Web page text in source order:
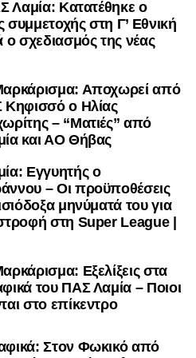
με την ομάδα της
μεγάλο χρονικό διάστημα ως
του. Ωστόσο, η εξέλιξη ήταν
αμυντικός επέλεξε τελικά
θα συναντήσει ξανά τον
ΠΑΣ Λαμία, Χρυσόστομο
Τρούμπουλο
ανακοινώνει την
Βασίλη Τρούμπουλου.
και αμυντικός μέσος και την
γεμάτη χρονιά στη Γ’
ΠΑΣ Λαμία.
στην ΑΕΚ Β’, με την οποία
Λαμία: Κατατέθηκε ο
συμμετοχής στη Γ’ Εθνική
ο σχεδιασμός της νέας
Αποχωρεί από
Κηφισσό ο Ηλίας
– “Ματιές” από
και ΑΟ Θήβας
Εγγυητής ο
– Οι προϋποθέσεις
μηνύματά του για
στη Super League |
Εξελίξεις στα
του ΠΑΣ Λαμία – Ποιοι
στο επίκεντρο
Στον Φωκικό από